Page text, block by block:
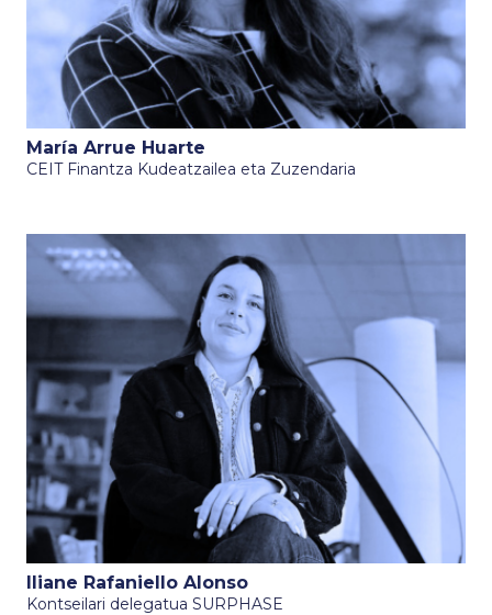
María Arrue Huarte
CEIT Finantza Kudeatzailea eta Zuzendaria
Iliane Rafaniello Alonso
Kontseilari delegatua SURPHASE